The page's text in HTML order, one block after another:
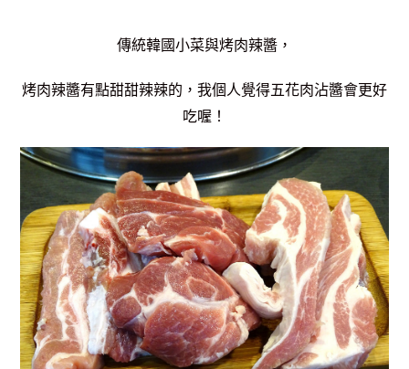
傳統韓國小菜與烤肉辣醬，
烤肉辣醬有點甜甜辣辣的，我個人覺得五花肉沾醬會更好
吃喔！